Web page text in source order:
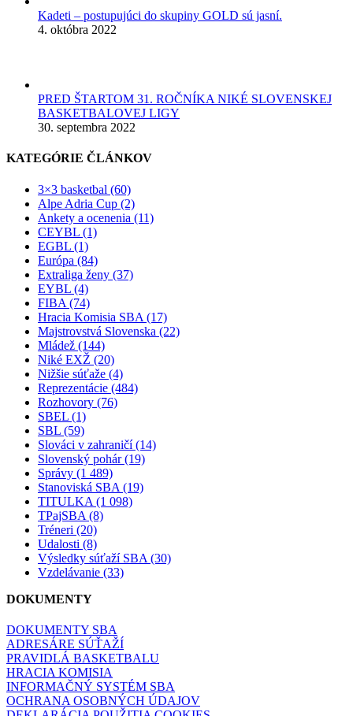
Kadeti – postupujúci do skupiny GOLD sú jasní.
4. októbra 2022
PRED ŠTARTOM 31. ROČNÍKA NIKÉ SLOVENSKEJ
BASKETBALOVEJ LIGY
30. septembra 2022
KATEGÓRIE ČLÁNKOV
3×3 basketbal (60)
Alpe Adria Cup (2)
Ankety a ocenenia (11)
CEYBL (1)
EGBL (1)
Európa (84)
Extraliga ženy (37)
EYBL (4)
FIBA (74)
Hracia Komisia SBA (17)
Majstrovstvá Slovenska (22)
Mládež (144)
Niké EXŽ (20)
Nižšie súťaže (4)
Reprezentácie (484)
Rozhovory (76)
SBEL (1)
SBL (59)
Slováci v zahraničí (14)
Slovenský pohár (19)
Správy (1 489)
Stanoviská SBA (19)
TITULKA (1 098)
TPajSBA (8)
Tréneri (20)
Udalosti (8)
Výsledky súťaží SBA (30)
Vzdelávanie (33)
DOKUMENTY
DOKUMENTY SBA
ADRESÁRE SÚŤAŽÍ
PRAVIDLÁ BASKETBALU
HRACIA KOMISIA
INFORMAČNÝ SYSTÉM SBA
OCHRANA OSOBNÝCH ÚDAJOV